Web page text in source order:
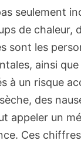
seulement
de chaleur,
sont les
ainsi
à un risque
des
appeler un
Ces